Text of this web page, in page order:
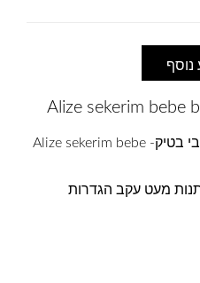
נוסף
חוט מתחלף אליזה שקרים בייבי בטיק- Alize sekerim bebe
מעט עקב הגדרות